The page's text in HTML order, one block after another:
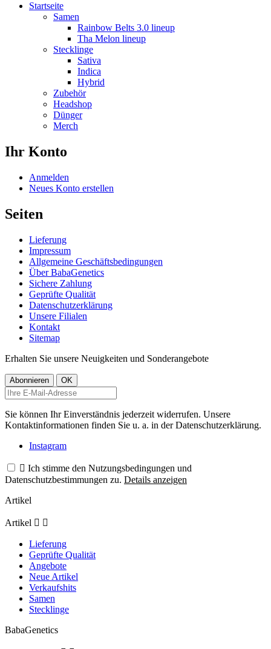
Startseite
Samen
Rainbow Belts 3.0 lineup
Tha Melon lineup
Stecklinge
Sativa
Indica
Hybrid
Zubehör
Headshop
Dünger
Merch
Ihr Konto
Anmelden
Neues Konto erstellen
Seiten
Lieferung
Impressum
Allgemeine Geschäftsbedingungen
Über BabaGenetics
Sichere Zahlung
Geprüfte Qualität
Datenschutzerklärung
Unsere Filialen
Kontakt
Sitemap
Erhalten Sie unsere Neuigkeiten und Sonderangebote
Sie können Ihr Einverständnis jederzeit widerrufen. Unsere
Kontaktinformationen finden Sie u. a. in der Datenschutzerklärung.
Instagram
 Ich stimme den Nutzungsbedingungen und
Datenschutzbestimmungen zu. Details anzeigen
Artikel
Artikel  
Lieferung
Geprüfte Qualität
Angebote
Neue Artikel
Verkaufshits
Samen
Stecklinge
BabaGenetics